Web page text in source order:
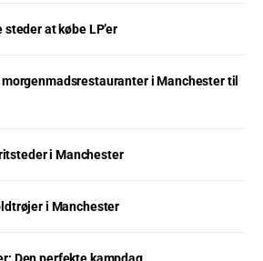
at købe LP’er
i Manchester til
i Manchester
i Manchester